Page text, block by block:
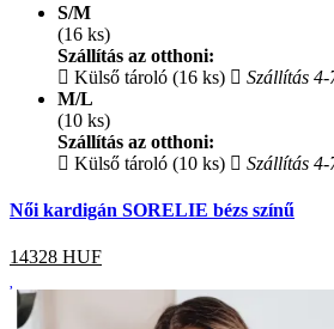
S/M
(16 ks)
Szállítás az otthoni:
Külső tároló (16 ks)
Szállítás
M/L
(10 ks)
Szállítás az otthoni:
Külső tároló (10 ks)
Szállítás
Női kardigán SORELIE bézs színű
14328 HUF